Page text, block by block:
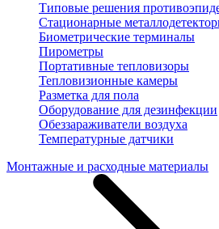
Типовые решения
Стационарные
Биометрические терминалы
Пирометры
Портативные тепловизоры
Тепловизионные камеры
Разметка для пола
Оборудование для дезинфекции
Обеззараживатели воздуха
Температурные датчики
Монтажные и расходные материалы